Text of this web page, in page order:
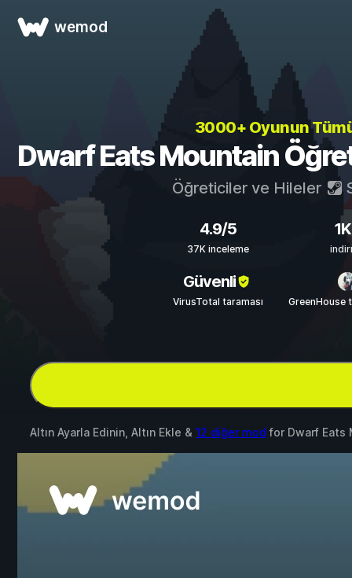
wemod
3000+ Oyunun
Dwarf Eats Mountain
Öğreticiler ve Hileler
4.9/5
37K inceleme
Güvenli
VirusTotal taraması GreenHouse
Altın Ayarla Edinin, Altın Ekle & 12 diğer mod for Dwarf Eats